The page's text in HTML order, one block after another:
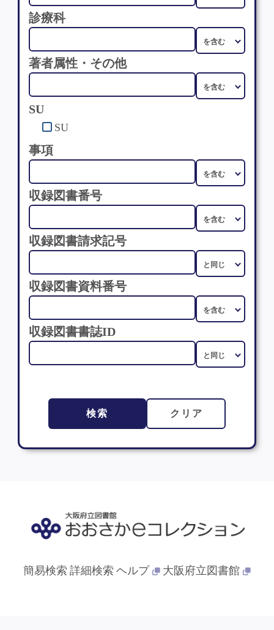
診療科
著者属性・その他
SU
SU
事項
収録図書番号
収録図書請求記号
収録図書資料番号
収録図書書誌ID
検索 クリア
簡易検索 詳細検索 ヘルプ 大阪府立図書館